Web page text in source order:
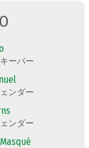
ーパー
ンダー
ンダー